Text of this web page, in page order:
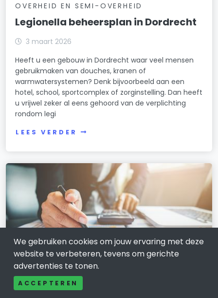
OVERHEID EN SEMI-OVERHEID
Legionella beheersplan in Dordrecht
3 maart 2026
Heeft u een gebouw in Dordrecht waar veel mensen
gebruikmaken van douches, kranen of
warmwatersystemen? Denk bijvoorbeeld aan een
hotel, school, sportcomplex of zorginstelling. Dan heeft
u vrijwel zeker al eens gehoord van de verplichting
rondom legi
LEES VERDER
ZAKELIJKE DIENSTVERLENING
We gebruiken cookies om jouw ervaring met deze
website te verbeteren, tevens om gerichte
advertenties te tonen.
ACCEPTEREN